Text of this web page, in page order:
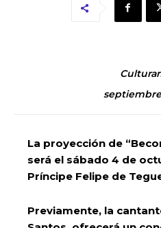
septiembre
La proyección de
será el sábado 4 de
Príncipe Felipe de
Previamente, la